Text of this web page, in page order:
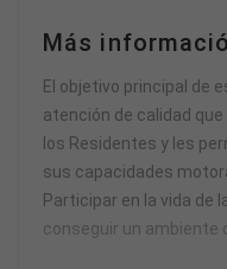
Más
El objetivo principal de
atención de calidad
los Residentes y les
sus capacidades
Participar en la vida de
conseguir un ambiente